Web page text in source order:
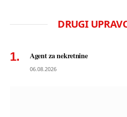
DRUGI
Agent za nekretnine
06.08.2026